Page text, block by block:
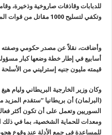
للدبابات وقاذفات صاروخية وذخيرة،
وتكفي لتسليح 1000 مقاتل من قوات المعارضة
وأضافت، نقلاً عن مصدر حكومي وصفته
أسابيع في إطار خطة وضعها كبار
قيمته مليون جنيه إسترليني من الأسلحة
وكان وزير الخارجية البريطاني وليام
(البرلمان) أن بريطانيا “ستقدم المزيد
السوريين وتعمل على أن تكون أكثر
ومعدات للحماية الشخصية، بما في ذلك
للمساعدة في جمع الأدلة عند وقوع